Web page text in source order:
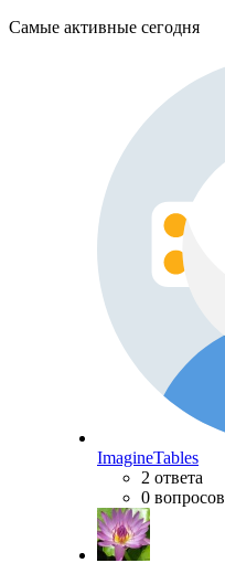
Самые активные сегодня
ImagineTables
2 ответа
0 вопросов